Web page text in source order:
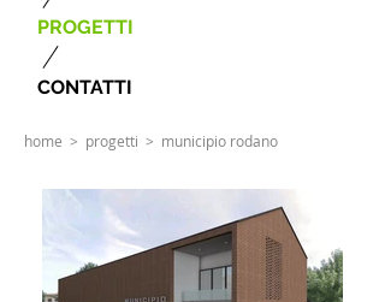
CONTATTI
PROGETTI
home > progetti > municipio rodano